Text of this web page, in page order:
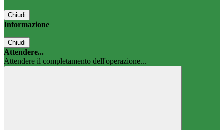
Chiudi
Informazione
Chiudi
Attendere...
Attendere il completamento dell'operazione...